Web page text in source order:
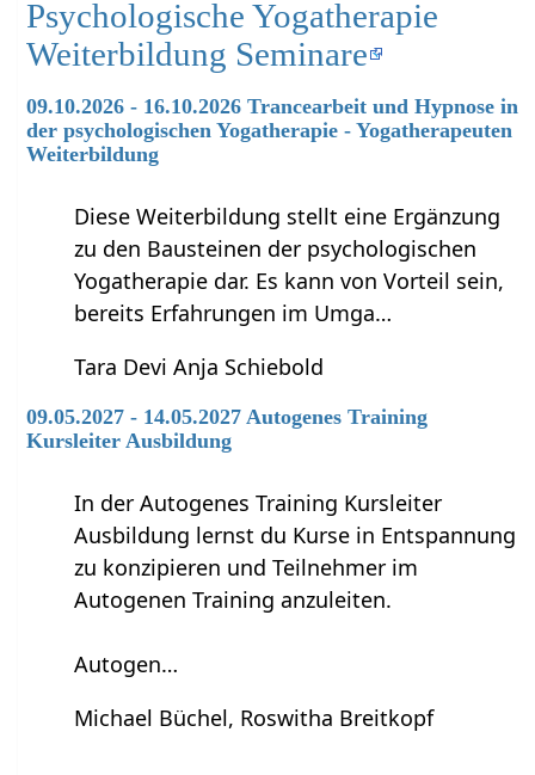
Psychologische Yogatherapie
Weiterbildung Seminare
09.10.2026 - 16.10.2026 Trancearbeit und Hypnose in
der psychologischen Yogatherapie - Yogatherapeuten
Weiterbildung
Diese Weiterbildung stellt eine Ergänzung
zu den Bausteinen der psychologischen
Yogatherapie dar. Es kann von Vorteil sein,
bereits Erfahrungen im Umga…
Tara Devi Anja Schiebold
09.05.2027 - 14.05.2027 Autogenes Training
Kursleiter Ausbildung
In der Autogenes Training Kursleiter
Ausbildung lernst du Kurse in Entspannung
zu konzipieren und Teilnehmer im
Autogenen Training anzuleiten.
Autogen…
Michael Büchel, Roswitha Breitkopf